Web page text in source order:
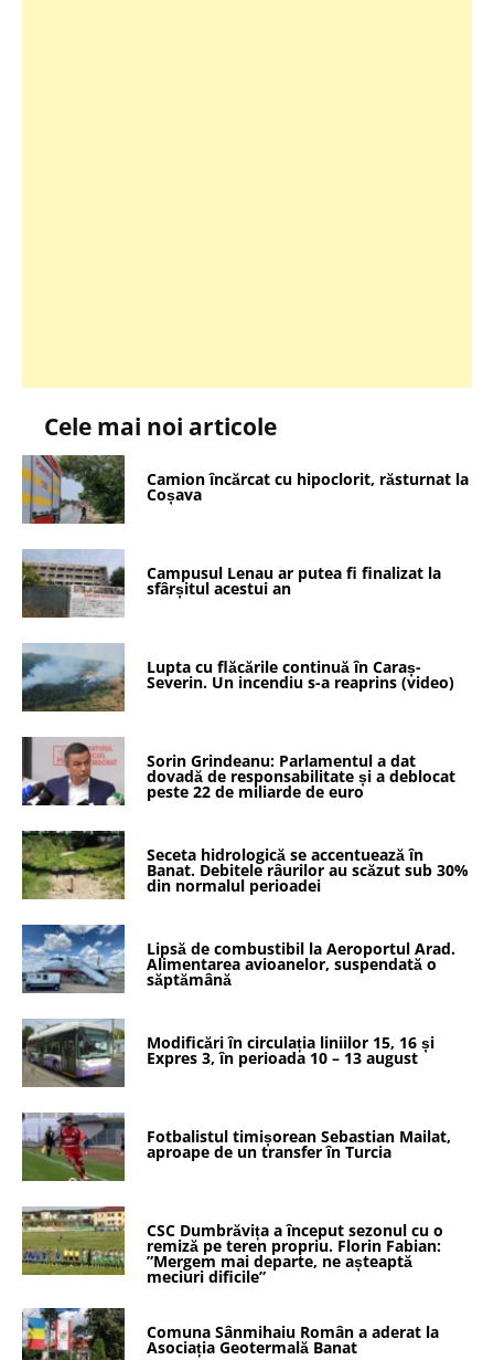
Cele mai noi articole
Camion încărcat cu hipoclorit, răsturnat la
Coșava
Campusul Lenau ar putea fi finalizat la
sfârșitul acestui an
Lupta cu flăcările continuă în Caraș-
Severin. Un incendiu s-a reaprins (video)
Sorin Grindeanu: Parlamentul a dat
dovadă de responsabilitate și a deblocat
peste 22 de miliarde de euro
Seceta hidrologică se accentuează în
Banat. Debitele râurilor au scăzut sub 30%
din normalul perioadei
Lipsă de combustibil la Aeroportul Arad.
Alimentarea avioanelor, suspendată o
săptămână
Modificări în circulația liniilor 15, 16 și
Expres 3, în perioada 10 – 13 august
Fotbalistul timișorean Sebastian Mailat,
aproape de un transfer în Turcia
CSC Dumbrăvița a început sezonul cu o
remiză pe teren propriu. Florin Fabian:
”Mergem mai departe, ne așteaptă
meciuri dificile”
Comuna Sânmihaiu Român a aderat la
Asociația Geotermală Banat